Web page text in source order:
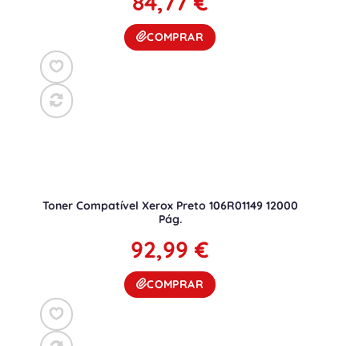
COMPRAR
Toner Compatível Xerox Preto 106R01149 12000
Pág.
92,99€
COMPRAR